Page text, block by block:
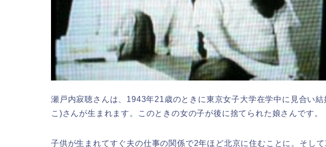
瀬戸内寂聴さんは、1943年21歳のときに東京女子大学在学中に見合い
こ)さんが生まれます。このときの女の子が後に捨てられた娘さんです。
子供が生まれてすぐ夫の仕事の関係で2年ほど北京に住むことに。そして